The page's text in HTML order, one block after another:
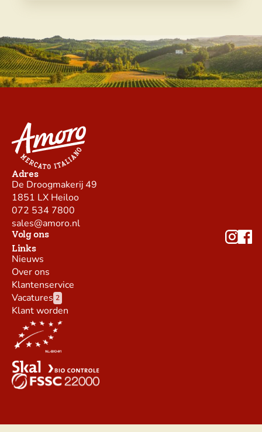
Adres
De Droogmakerij 49
1851 LX Heiloo
072 534 7800
sales@amoro.nl
Volg ons
Links
Nieuws
Over ons
Klantenservice
Vacatures 2
Klant worden